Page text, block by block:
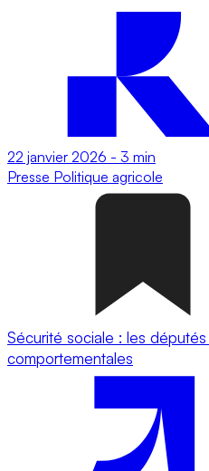
22 janvier 2026 - 3 min
Presse Politique agricole
Sécurité sociale : les
comportementales